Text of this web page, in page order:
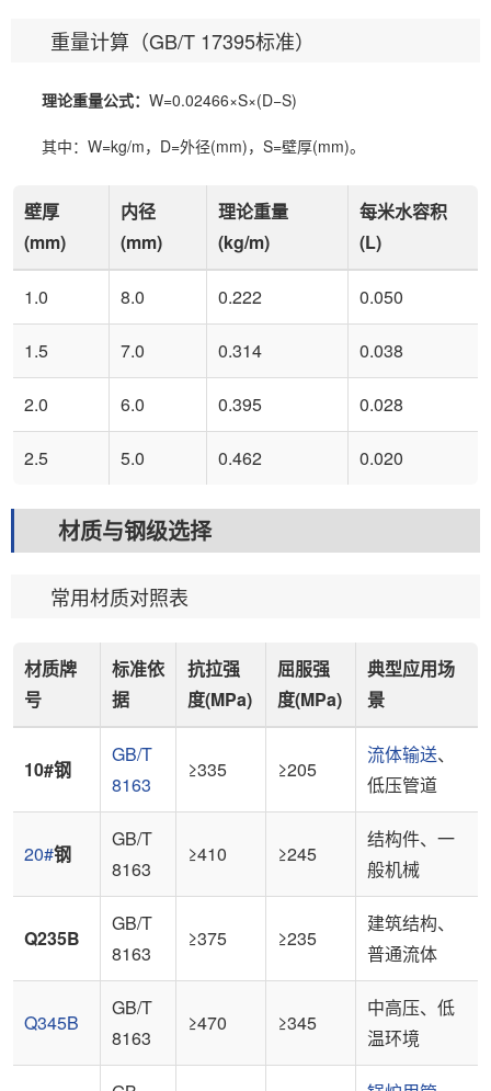
重量计算（GB/T 17395标准）
理论重量公式： W=0.02466×S×(D−S)
其中：W=kg/m，D=外径(mm)，S=壁厚(mm)。
壁厚
(mm)
内径
(mm)
理论重量
(kg/m)
每米水容积
(L)
1.0 8.0 0.222 0.050
1.5 7.0 0.314 0.038
2.0 6.0 0.395 0.028
2.5 5.0 0.462 0.020
材质与钢级选择
常用材质对照表
材质牌
号
标准依
据
抗拉强
度(MPa)
屈服强
度(MPa)
典型应用场
景
10#钢
GB/T
8163
≥335 ≥205
流体输送、
低压管道
20#钢
GB/T
8163
≥410 ≥245
结构件、一
般机械
Q235B
GB/T
8163
≥375 ≥235
建筑结构、
普通流体
Q345B
GB/T
8163
≥470 ≥345
中高压、低
温环境